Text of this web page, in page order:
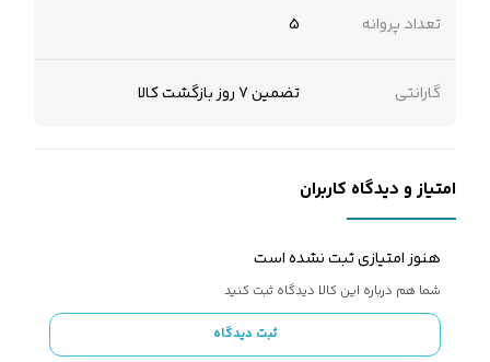
تعداد پروانه 5
گارانتی تضمین 7 روز بازگشت کالا
امتیاز و دیدگاه کاربران
هنوز امتیازی ثبت نشده است
شما هم درباره این کالا دیدگاه ثبت کنید
ثبت دیدگاه